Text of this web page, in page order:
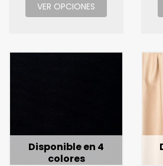
VER OPCIONES
Disponible en 4
colores